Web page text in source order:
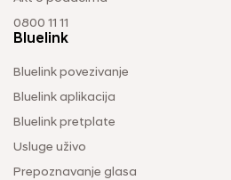
0800 11 11
Bluelink
Bluelink povezivanje
Bluelink aplikacija
Bluelink pretplate
Usluge uživo
Prepoznavanje glasa